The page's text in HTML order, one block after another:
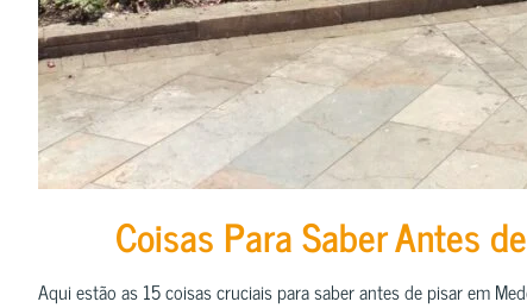
Coisas Para Saber Antes
Aqui estão as 15 coisas cruciais para saber antes de pisar em